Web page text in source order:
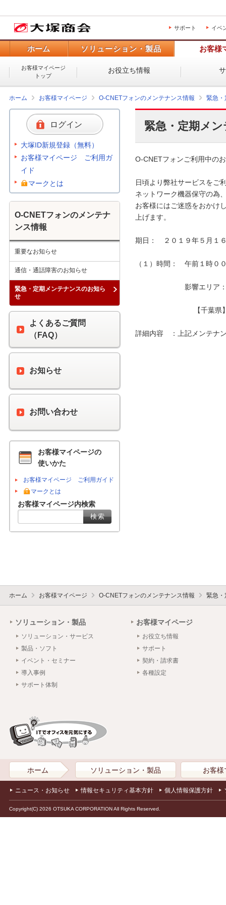
サポート イベ
ホーム ソリューション・製品 お客様
お客様マイページ
トップ
お役立ち情報
ホーム お客様マイページ O-CNETフォンのメンテナンス情報 緊急・
緊急・定期メ
O-CNETフォンご利用中の
日頃より弊社サービスをご
ネットワーク機器保守の為
お客様にはご迷惑をおかけ
上げます。
期日：　２０１９年５月１
（１）時間：　午前１時０
影響エリア：　下記
【千葉県】　柏
詳細内容　：上記メンテナ
ログイン
大塚ID新規登録（無料）
お客様マイページ ご利用ガ
イド
マークとは
O-CNETフォンのメンテナ
ンス情報
重要なお知らせ
通信・通話障害のお知らせ
緊急・定期メンテナンスのお知ら
せ
よくあるご質問
（FAQ）
お知らせ
お問い合わせ
お客様マイページの
使いかた
お客様マイページ ご利用ガイド
マークとは
お客様マイページ内検索
ホーム お客様マイページ O-CNETフォンのメンテナンス情報 緊急・
ソリューション・製品
ソリューション・サービス
製品・ソフト
イベント・セミナー
導入事例
サポート体制
お客様マイページ
お役立ち情報
サポート
契約・請求書
各種設定
ホーム ソリューション・製品 お客様
ニュース・お知らせ 情報セキュリティ基本方針 個人情報保護方針
Copyright(C) 2026 OTSUKA CORPORATION All Rights Reserved.